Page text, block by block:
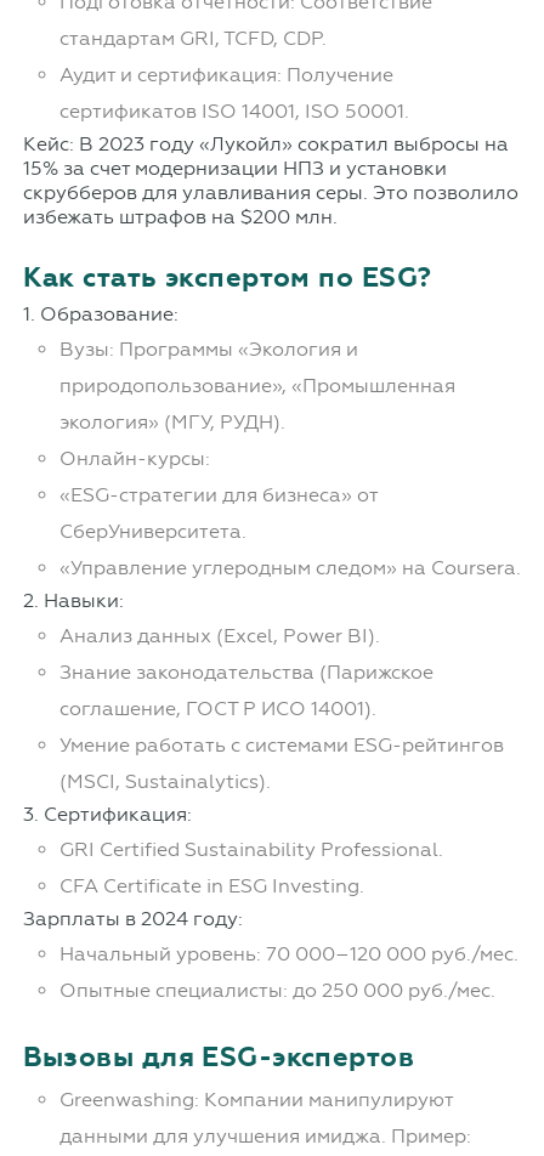
стандартам GRI, TCFD, CDP.
Аудит и сертификация: Получение
сертификатов ISO 14001, ISO 50001.
Кейс: В 2023 году «Лукойл» сократил выбросы на
15% за счет модернизации НПЗ и установки
скрубберов для улавливания серы. Это позволило
избежать штрафов на $200 млн.
Как стать экспертом по ESG?
1. Образование:
Вузы: Программы «Экология и
природопользование», «Промышленная
экология» (МГУ, РУДН).
Онлайн-курсы:
«ESG-стратегии для бизнеса» от
СберУниверситета.
«Управление углеродным следом» на Coursera.
2. Навыки:
Анализ данных (Excel, Power BI).
Знание законодательства (Парижское
соглашение, ГОСТ Р ИСО 14001).
Умение работать с системами ESG-рейтингов
(MSCI, Sustainalytics).
3. Сертификация:
GRI Certified Sustainability Professional.
CFA Certificate in ESG Investing.
Зарплаты в 2024 году:
Начальный уровень: 70 000–120 000 руб./мес.
Опытные специалисты: до 250 000 руб./мес.
Вызовы для ESG-экспертов
Greenwashing: Компании манипулируют
данными для улучшения имиджа. Пример: